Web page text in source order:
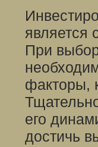
является
При
факторы,
его
достичь